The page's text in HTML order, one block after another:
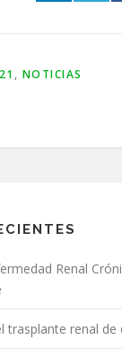
, NOTICIAS
Renal
trasplante renal de